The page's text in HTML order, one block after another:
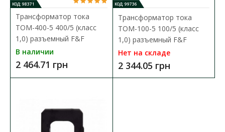
В КОРЗИНУ
В сравнения
В закладки
КОД: 98371
Трансформатор тока
TOM-400-5 400/5 (класс
1,0) разъемный F&F
В наличии
2 464.71 грн
КОД: 99736
Трансформатор тока
TOM-100-5 100/5 (класс
1,0) разъемный F&F
Нет на складе
2 344.05 грн